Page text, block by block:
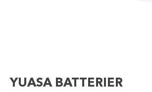
YUASA BATTERIER